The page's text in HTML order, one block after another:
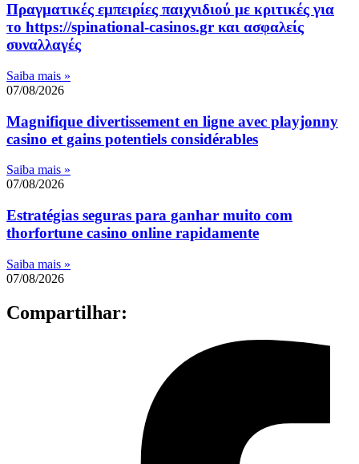
Πραγματικές εμπειρίες παιχνιδιού με κριτικές για
το https://spinational-casinos.gr και ασφαλείς
συναλλαγές
Saiba mais »
07/08/2026
Magnifique divertissement en ligne avec playjonny
casino et gains potentiels considérables
Saiba mais »
07/08/2026
Estratégias seguras para ganhar muito com
thorfortune casino online rapidamente
Saiba mais »
07/08/2026
Compartilhar: